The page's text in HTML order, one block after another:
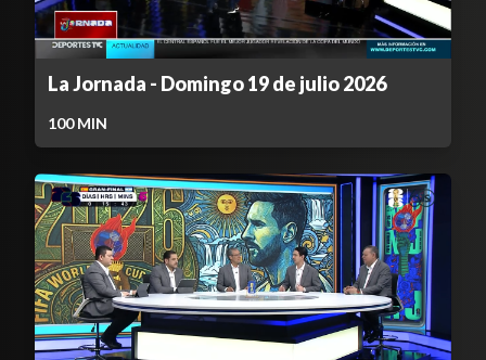
La Jornada - Domingo 19 de julio 2026
100MIN